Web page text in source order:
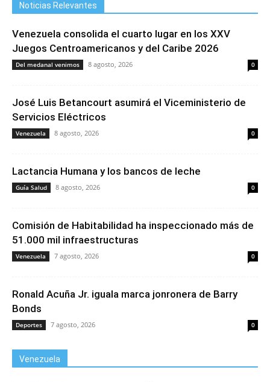
Noticias Relevantes
Venezuela consolida el cuarto lugar en los XXV
Juegos Centroamericanos y del Caribe 2026
Del medanal venimos 8 agosto, 2026 0
José Luis Betancourt asumirá el Viceministerio de
Servicios Eléctricos
Venezuela 8 agosto, 2026 0
Lactancia Humana y los bancos de leche
Guía Salud 8 agosto, 2026 0
Comisión de Habitabilidad ha inspeccionado más de
51.000 mil infraestructuras
Venezuela 7 agosto, 2026 0
Ronald Acuña Jr. iguala marca jonronera de Barry
Bonds
Deportes 7 agosto, 2026 0
Venezuela